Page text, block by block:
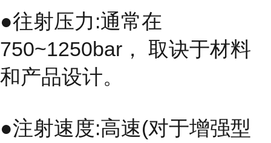
●往射压力:通常在
750~1250bar， 取诀于材料
和产品设计。
●注射速度:高速(对于增强型